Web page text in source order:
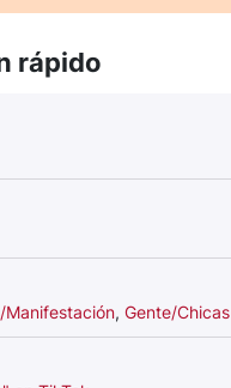
rápido
Manifestación, Gente/Chicas